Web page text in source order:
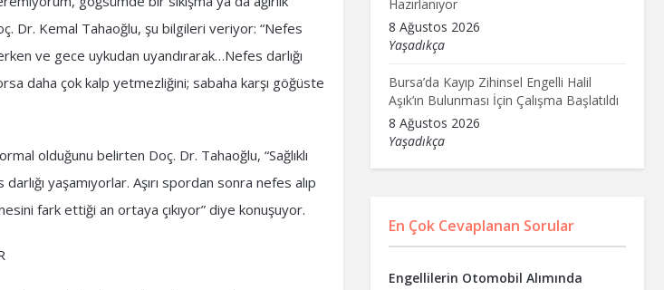
Dr. Kemal Tahaoğlu, şu bilgileri veriyor: “Nefes
ve gece uykudan uyandırarak…Nefes darlığı
daha çok kalp yetmezliğini; sabaha karşı göğüste
olduğunu belirten Doç. Dr. Tahaoğlu, “Sağlıklı
yaşamıyorlar. Aşırı spordan sonra nefes alıp
fark ettiği an ortaya çıkıyor” diye konuşuyor.
Hazırlanıyor
8 Ağustos 2026
Yaşadıkça
Bursa’da Kayıp Zihinsel Engelli Halil
Aşık’ın Bulunması İçin Çalışma Başlatıldı
8 Ağustos 2026
Yaşadıkça
En Çok Cevaplanan Sorular
Engellilerin Otomobil Alımında